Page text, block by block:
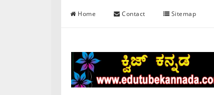
Home Contact Sitemap